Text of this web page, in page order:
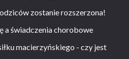
zostanie rozszerzona!
a świadczenia chorobowe
macierzyńskiego - czy jest